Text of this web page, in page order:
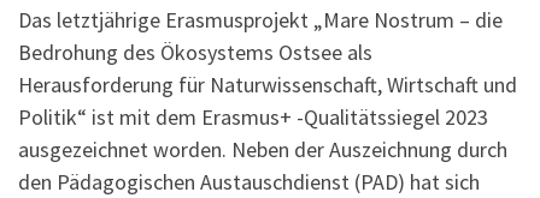
Das letztjährige Erasmusprojekt „Mare Nostrum – die
Bedrohung des Ökosystems Ostsee als
Herausforderung für Naturwissenschaft, Wirtschaft und
Politik“ ist mit dem Erasmus+ -Qualitätssiegel 2023
ausgezeichnet worden. Neben der Auszeichnung durch
den Pädagogischen Austauschdienst (PAD) hat sich